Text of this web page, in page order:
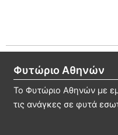
Φυτώριο Αθηνών
Το Φυτώριο Αθηνών με
τις ανάγκες σε φυτά